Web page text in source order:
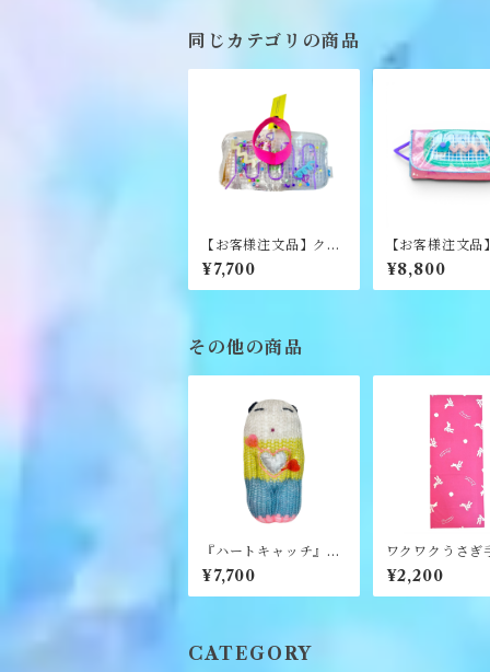
同じカテゴリの商品
【お客様注文品】クリ
ア二つ折り財布《NE
O》
¥7,700
【お客様注文品
なが財布《
¥8,800
その他の商品
『ハートキャッチ』編
みぐるみ《むくり》
¥7,700
ワクワクうさぎ
い《namo.》
¥2,200
CATEGORY